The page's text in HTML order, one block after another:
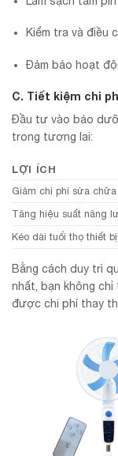
Kiểm tra và điều
Đảm bảo hoạt
C. Tiết kiệm chi
Đầu tư vào bảo
trong tương lai:
LỢI ÍCH
Giảm chi phí sửa
Tăng hiệu suất năng
Kéo dài tuổi thọ thiết bị
Bằng cách duy trì
nhất, bạn không
được chi phí thay